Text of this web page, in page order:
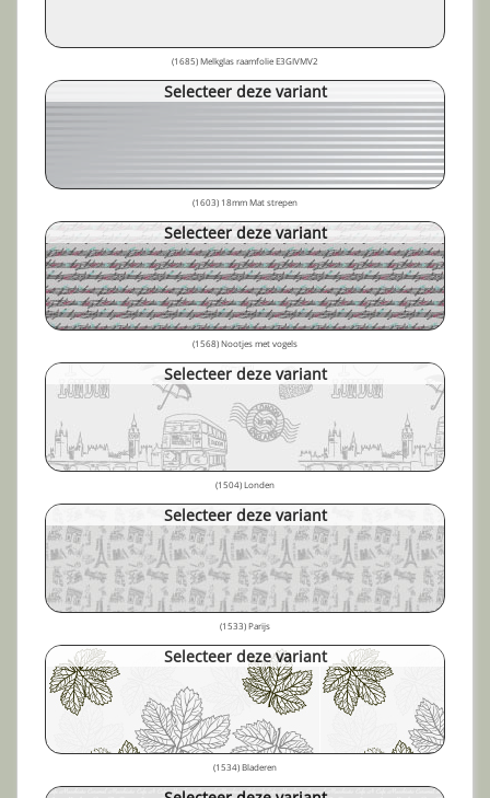
(1685) Melkglas raamfolie E3GIVMV2
Selecteer deze variant
(1603) 18mm Mat strepen
Selecteer deze variant
(1568) Nootjes met vogels
Selecteer deze variant
(1504) Londen
Selecteer deze variant
(1533) Parijs
Selecteer deze variant
(1534) Bladeren